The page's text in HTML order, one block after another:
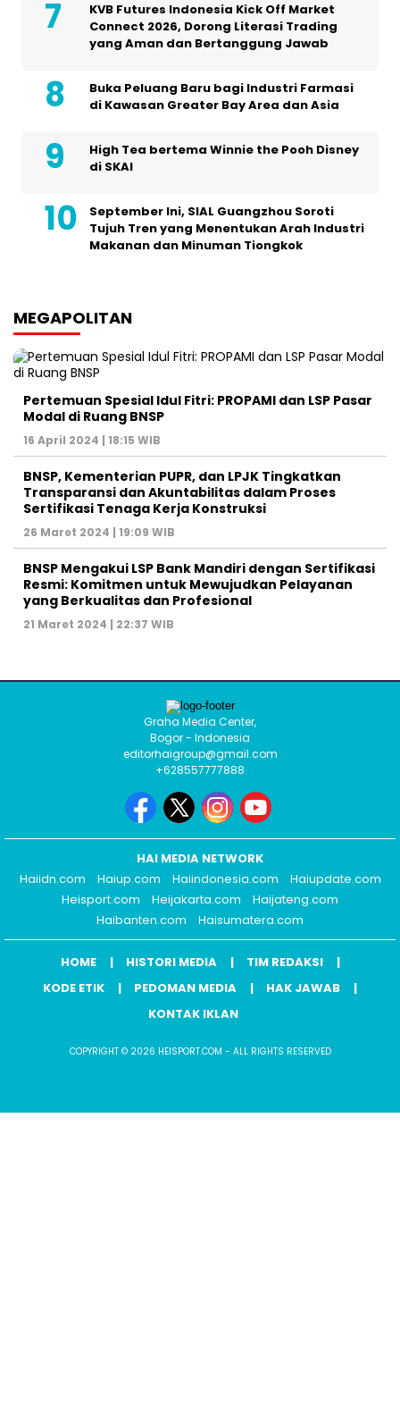
KVB Futures Indonesia Kick Off Market
Connect 2026, Dorong Literasi Trading
yang Aman dan Bertanggung Jawab
Buka Peluang Baru bagi Industri Farmasi
di Kawasan Greater Bay Area dan Asia
High Tea bertema Winnie the Pooh Disney
di SKAI
September Ini, SIAL Guangzhou Soroti
Tujuh Tren yang Menentukan Arah Industri
Makanan dan Minuman Tiongkok
MEGAPOLITAN
Pertemuan Spesial Idul Fitri: PROPAMI dan LSP Pasar
Modal di Ruang BNSP
16 April 2024 | 18:15 WIB
BNSP, Kementerian PUPR, dan LPJK Tingkatkan
Transparansi dan Akuntabilitas dalam Proses
Sertifikasi Tenaga Kerja Konstruksi
26 Maret 2024 | 19:09 WIB
BNSP Mengakui LSP Bank Mandiri dengan Sertifikasi
Resmi: Komitmen untuk Mewujudkan Pelayanan
yang Berkualitas dan Profesional
21 Maret 2024 | 22:37 WIB
Graha Media Center,
Bogor - Indonesia
editorhaigroup@gmail.com
+628557777888
HAI MEDIA NETWORK
Haiidn.com
Haiup.com Haiindonesia.com
Haiupdate.com
Heisport.com
Heijakarta.com
Haijateng.com
Haibanten.com
Haisumatera.com
HOME HISTORI MEDIA
TIM REDAKSI
KODE ETIK
PEDOMAN MEDIA
HAK JAWAB
KONTAK IKLAN
COPYRIGHT © 2026 HEISPORT.COM - ALL RIGHTS RESERVED